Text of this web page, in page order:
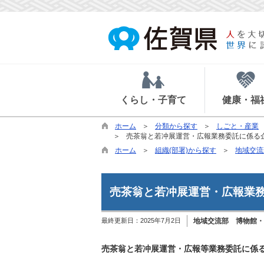
くらし・子育て 健康・福
ホーム 分類から探す
しごと・産業
売茶翁と若冲展運営・広報業務委託に係
ホーム
組織(部署)から探す 地域交
売茶翁と若冲展運営・広報業
最終更新日： 2025年7月2日 地域交流部 博物館
売茶翁と若冲展運営・広報等業務委託に係